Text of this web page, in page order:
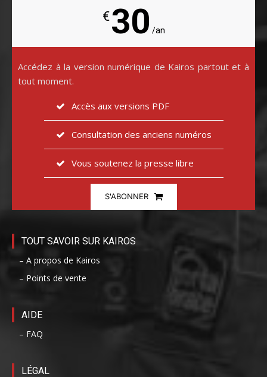
€30 /an
Accédez à la version numérique de Kairos partout et à
tout moment.
Accès aux versions PDF
Consultation des anciens numéros
Vous soutenez la presse libre
S'ABONNER
TOUT SAVOIR SUR KAIROS
– A propos de Kairos
– Points de vente
AIDE
– FAQ
LÉGAL